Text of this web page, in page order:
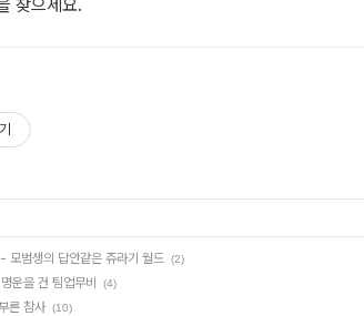
찾으세요.
모범생의 답안같은 쥬라기 월드 (2)
운을 건 팀업무비 (4)
른 참사 (10)